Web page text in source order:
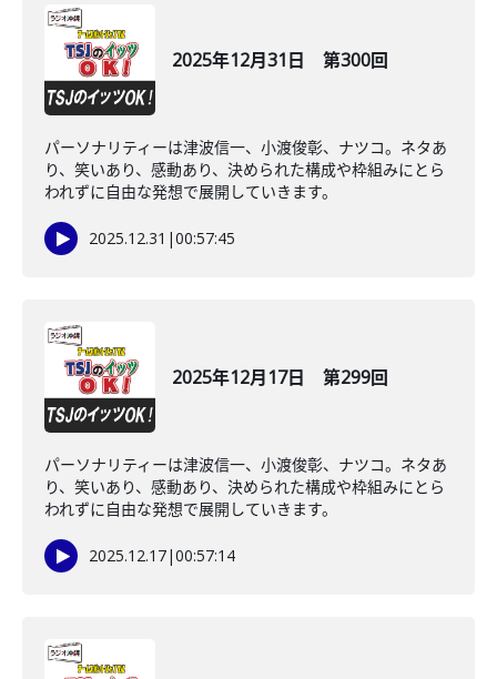
2025年12月31日 第300回
パーソナリティーは津波信一、小渡俊彰、ナツコ。ネタあ
り、笑いあり、感動あり、決められた構成や枠組みにとら
われずに自由な発想で展開していきます。
2025.12.31 |00:57:45
2025年12月17日 第299回
パーソナリティーは津波信一、小渡俊彰、ナツコ。ネタあ
り、笑いあり、感動あり、決められた構成や枠組みにとら
われずに自由な発想で展開していきます。
2025.12.17|00:57:14